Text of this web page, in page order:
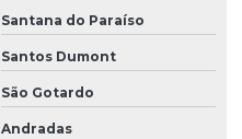
Santana do Paraíso
Santos Dumont
São Gotardo
Andradas